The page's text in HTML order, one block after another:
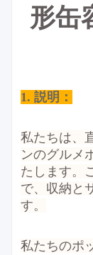
形缶
1. 説明：
私たちは、
ンのグルメ
たします。
で、収納と
す。
私たちのポ